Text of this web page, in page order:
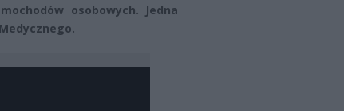
osobowych. Jedna